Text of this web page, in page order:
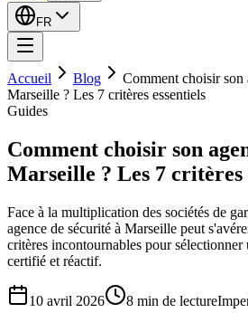
FR
Accueil Blog
Comment choisir son
Marseille ? Les 7 critères essentiels
Guides
Comment choisir son
Marseille ? Les 7 critères
Face à la multiplication des sociétés de
agence de sécurité à Marseille peut
critères incontournables pour sélectionner
certifié et réactif.
10 avril 2026 8 min de lecture